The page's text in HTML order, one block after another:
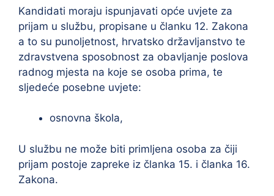
Kandidati moraju ispunjavati opće uvjete za
prijam u službu, propisane u članku 12. Zakona
a to su punoljetnost, hrvatsko državljanstvo te
zdravstvena sposobnost za obavljanje poslova
radnog mjesta na koje se osoba prima, te
sljedeće posebne uvjete:
osnovna škola,
U službu ne može biti primljena osoba za čiji
prijam postoje zapreke iz članka 15. i članka 16.
Zakona.